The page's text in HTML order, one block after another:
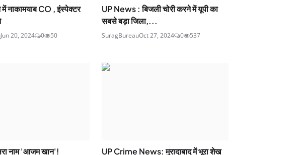
नाकामयाब CO , इंस्पेक्टर
Jun 20, 2024 0 50
UP News : बिजली चोरी करने में यूपी का
सबसे बड़ा जिला,...
SuragBureauOct 27, 2024 0 537
नाम 'आजम खान'!
UP Crime News: मुरादाबाद में भूरा शेख